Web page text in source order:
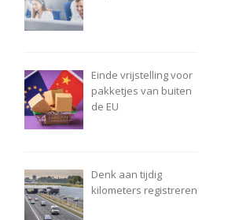
Einde vrijstelling voor
pakketjes van buiten
de EU
Denk aan tijdig
kilometers registreren